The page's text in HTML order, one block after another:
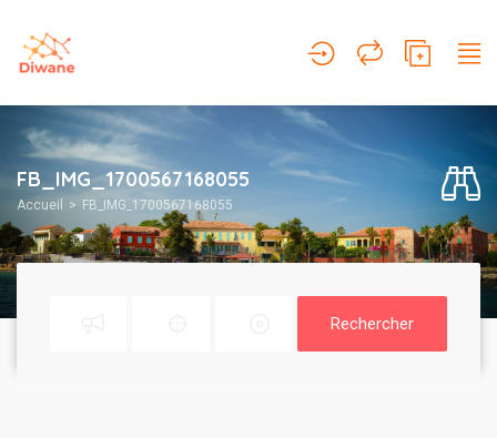
FB_IMG_1700567168055
Accueil FB_IMG_1700567168055
Rechercher